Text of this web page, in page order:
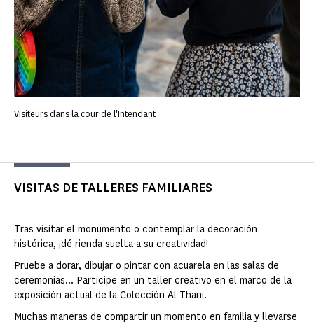
Visiteurs dans la cour de l'Intendant
VISITAS DE TALLERES FAMILIARES
Tras visitar el monumento o contemplar la decoración
histórica, ¡dé rienda suelta a su creatividad!
Pruebe a dorar, dibujar o pintar con acuarela en las salas de
ceremonias... Participe en un taller creativo en el marco de la
exposición actual de la Colección Al Thani.
Muchas maneras de compartir un momento en familia y llevarse